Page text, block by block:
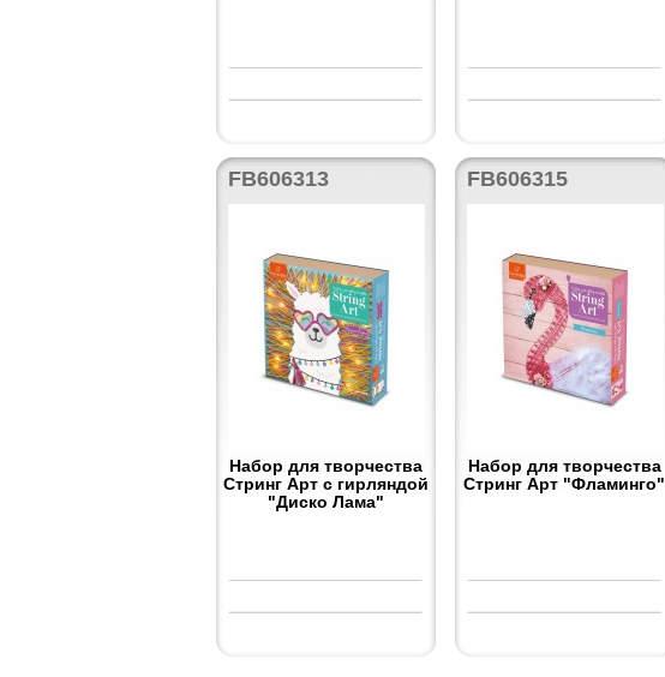
FB606313
Набор для творчества
Стринг Арт с гирляндой
"Диско Лама"
FB606315
Набор для творчества
Стринг Арт "Фламинго"